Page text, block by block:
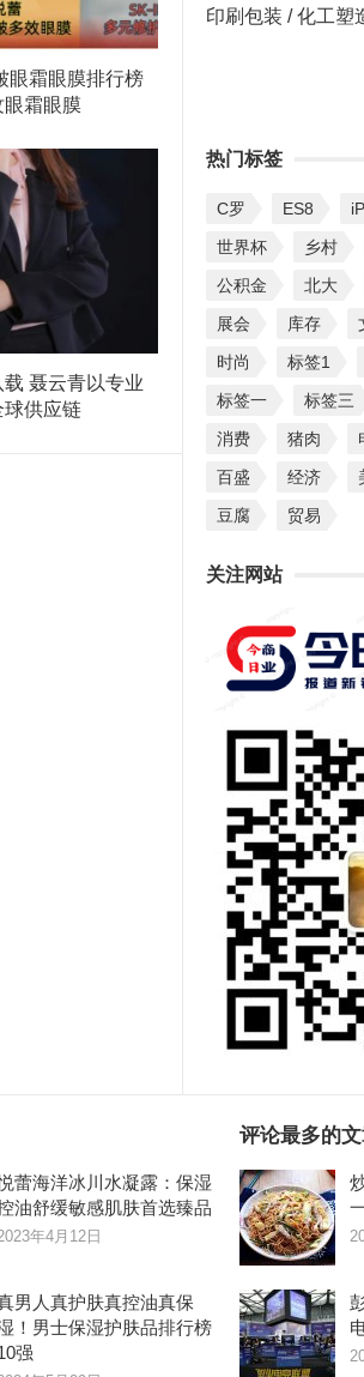
眼霜眼膜排行榜
霜眼膜
聂云青以专业
球供应链
印刷包装 / 化工塑
热门标签
C罗 ES8
世界杯
乡村
公积金
北大
展会
库存
时尚
标签1
标签一
标签三
消费
猪肉
百盛
经济
豆腐
贸易
关注网站
蕾海洋冰川水凝露：保湿
油舒缓敏感肌肤首选臻品
年4月12日
男人真护肤真控油真保
！男士保湿护肤品排行榜
强
评论最多的